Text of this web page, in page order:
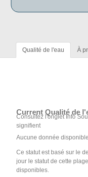
Qualité de l'eau À
Current Qualité de
Consultez l'onglet Info
signifient
Aucune donnée disponible
Ce statut est basé sur le
jour le statut de cette
disponibles.